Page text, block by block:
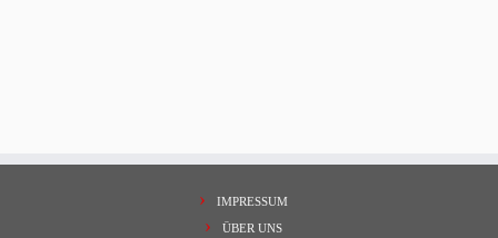
IMPRESSUM
ÜBER UNS